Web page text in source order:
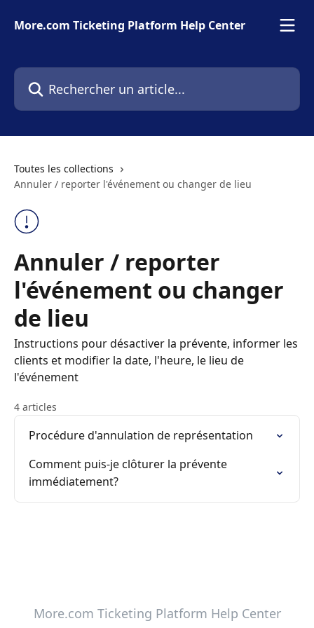
More.com Ticketing Platform Help Center
Rechercher un article...
Toutes les collections
Annuler / reporter l'événement ou changer de lieu
Annuler / reporter
l'événement ou changer
de lieu
Instructions pour désactiver la prévente, informer les
clients et modifier la date, l'heure, le lieu de
l'événement
4 articles
Procédure d'annulation de représentation
Comment puis-je clôturer la prévente
immédiatement?
More.com Ticketing Platform Help Center